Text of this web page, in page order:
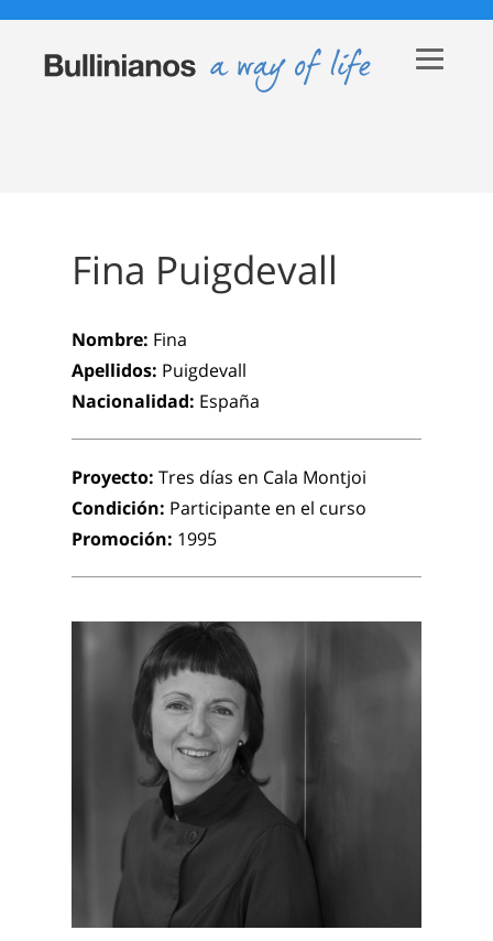
Fina Puigdevall
Nombre: Fina
Apellidos: Puigdevall
Nacionalidad: España
Proyecto: Tres días en Cala Montjoi
Condición: Participante en el curso
Promoción: 1995